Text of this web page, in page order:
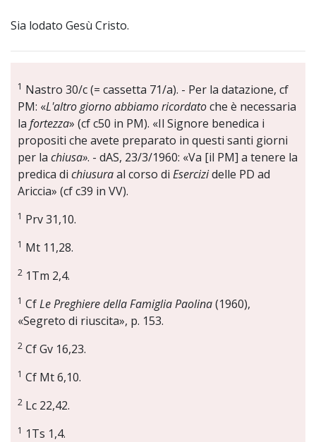
Sia lodato Gesù Cristo.
1 Nastro 30/c (= cassetta 71/a). - Per la datazione, cf
PM: «L'altro giorno abbiamo ricordatoche è necessaria
la fortezza» (cf c50 in PM). «Il Signore benedica i
propositi che avete preparato in questi santi giorni
per la chiusa». - dAS, 23/3/1960: «Va [il PM] a tenere la
predica di chiusuraal corso di Esercizidelle PD ad
Ariccia» (cf c39 in VV).
1 Prv 31,10.
1 Mt 11,28.
2 1Tm 2,4.
1 CfLe Preghiere della Famiglia Paolina(1960),
«Segreto di riuscita», p. 153.
2 Cf Gv 16,23.
1 Cf Mt 6,10.
2 Lc 22,42.
1 1Ts 1,4.